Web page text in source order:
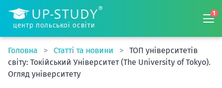
центр польської освіти
1
Головна Статті та новини
ТОП університетів
світу: Токійський Університет (The University of Tokyo).
Огляд університету